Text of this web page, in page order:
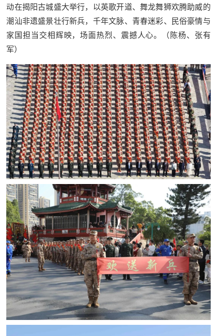
法
规
防
知
国
防
知
识
全
民
国
防
全
民
国
防
子
弟
兵
子
弟
兵
国
防
动
员
国
防
动
人
民
动在揭阳古城盛大举行，以英歌开道、舞龙舞狮欢腾助威的
潮汕非遗盛景壮行新兵，千年文脉、青春迷彩、民俗豪情与
家国担当交相辉映，场面热烈、震撼人心。（陈杨、张有
军）